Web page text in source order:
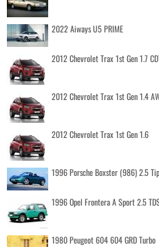
2022 Aiways U5 PRIME
2012 Chevrolet Trax 1st Gen 1.7
2012 Chevrolet Trax 1st Gen 1.4
2012 Chevrolet Trax 1st Gen 1.6
1996 Porsche Boxster (986) 2.5
1996 Opel Frontera A Sport 2.5
1980 Peugeot 604 604 GRD Turbo